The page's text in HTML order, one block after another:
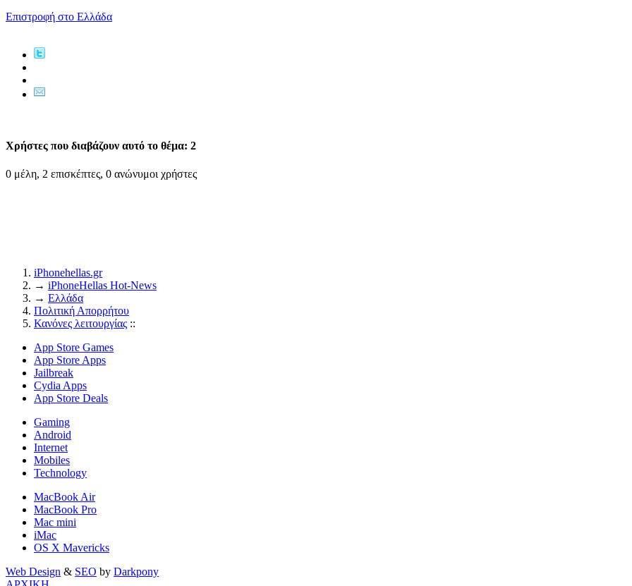
Επιστροφή στο Ελλάδα
Χρήστες που διαβάζουν αυτό το θέμα: 2
0 μέλη, 2 επισκέπτες, 0 ανώνυμοι χρήστες
iPhonehellas.gr
→ iPhoneHellas Ηot-News
→ Ελλάδα
Πολιτική Απορρήτου
Κανόνες λειτουργίας ::
App Store Games
App Store Apps
Jailbreak
Cydia Apps
App Store Deals
Gaming
Android
Internet
Mobiles
Technology
MacBook Air
MacBook Pro
Mac mini
iMac
OS X Mavericks
Web Design & SEO by Darkpony